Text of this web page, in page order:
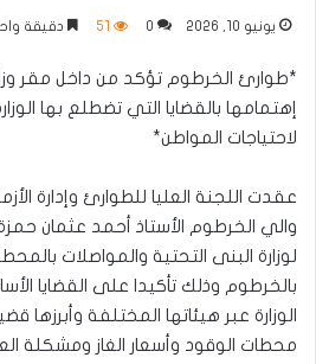
يونيو 10, 2026 0
51 دقيقة
*طوارئ الخرطوم تؤكد من داخل مقر
إهتمامها بالقضايا التي تضطلع بها
لاحتياجات المواطن*
عقدت اللجنة العليا للطوارئ وإدارة
والي الخرطوم الأستاذ أحمد عثمان
لوزارة البنى التحتية والمواصلات
بالخرطوم وذلك تأكيدا على القضايا
الوزارة عبر هيئاتها المختلفة وأبرزها
محطات الوقود وأسعار الغاز ومشكلة